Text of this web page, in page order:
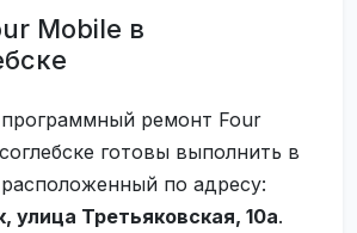
Mobile в
ремонт Four
готовы выполнить в
по адресу:
улица Третьяковская, 10а.